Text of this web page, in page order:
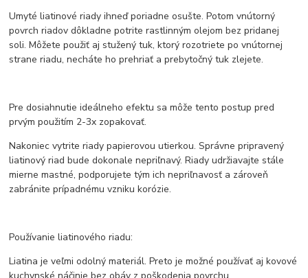
Umyté liatinové riady ihneď poriadne osušte. Potom vnútorný
povrch riadov dôkladne potrite rastlinným olejom bez pridanej
soli. Môžete použiť aj stužený tuk, ktorý rozotriete po vnútornej
strane riadu, necháte ho prehriať a prebytočný tuk zlejete.
Pre dosiahnutie ideálneho efektu sa môže tento postup pred
prvým použitím 2-3x zopakovať.
Nakoniec vytrite riady papierovou utierkou. Správne pripravený
liatinový riad bude dokonale nepriľnavý. Riady udržiavajte stále
mierne mastné, podporujete tým ich nepriľnavosť a zároveň
zabránite prípadnému vzniku korózie.
Používanie liatinového riadu:
Liatina je veľmi odolný materiál. Preto je možné používať aj kovové